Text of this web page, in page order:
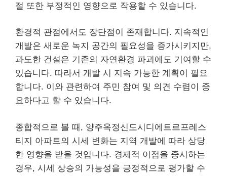
절 또한 부정적인 영향으로 작용할 수 있습니다.
환경적 관점에서도 장단점이 존재합니다. 지속적인
개발은 새로운 녹지 공간의 필요성을 증가시키지만,
과도한 건설은 기존의 자연환경 파괴에도 기여할 수
있습니다. 따라서 개발 시 지속 가능한 계획이 필요
합니다. 이와 관련하여 주민 참여 및 의견 수렴이 중
요하다고 할 수 있습니다.
종합적으로 볼 때, 양주옥정신도시디에트르프레스
티지 아파트의 시세 변화는 지역 개발에 따라 상당
한 영향을 받을 것입니다. 경제적 이점을 중시하는
경우, 시세 상승의 가능성을 긍정적으로 평가할 수